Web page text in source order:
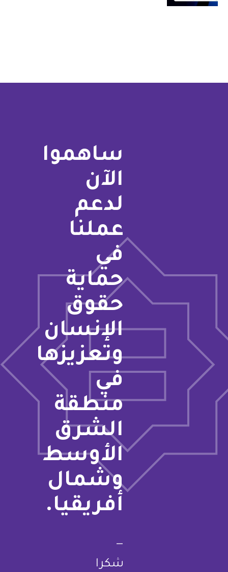
ساهموا
الآن
لدعم
عملنا
في
حماية
حقوق
الإنسان
وتعزيزها
في
منطقة
الشرق
الأوسط
وشمال
أفريقيا.
—
شكرا